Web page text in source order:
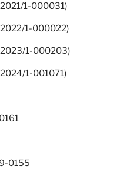
1-000031)
1-000022)
2023/1-000203)
1-001071)
0155